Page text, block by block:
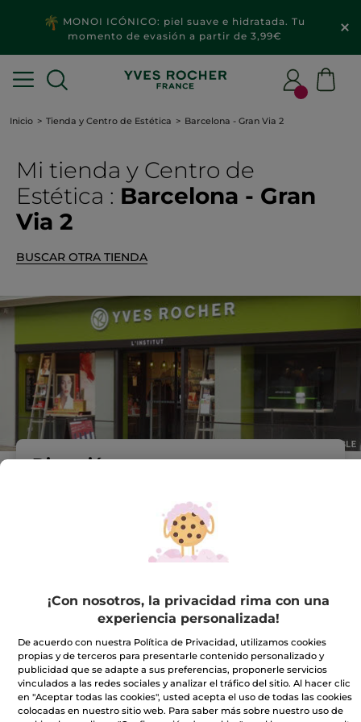
MONOI ICÓNICO: piel suave e hidratada. Tu
momento de evasión a partir de 3,99€
Inicio Tienda y Centro de Estética Barcelona - Gran Via 2
Mi tienda y Centro de
Estética : Barcelona - Gran
Via 2
BUSCAR OTRA TIENDA
Dirección :
C/ GRAN VIA LES CORTS
08908 Hospitalet De Ll.
932591575
Horario comercial
¡Con nosotros, la privacidad rima con una
experiencia personalizada!
De acuerdo con nuestra Política de Privacidad, utilizamos cookies
propias y de terceros para presentarle contenido personalizado y
publicidad que se adapte a sus preferencias, proponerle servicios
vinculados a las redes sociales y analizar el tráfico del sitio. Al hacer clic
en "Aceptar todas las cookies", usted acepta el uso de todas las cookies
colocadas en nuestro sitio web. Para saber más sobre nuestro uso de